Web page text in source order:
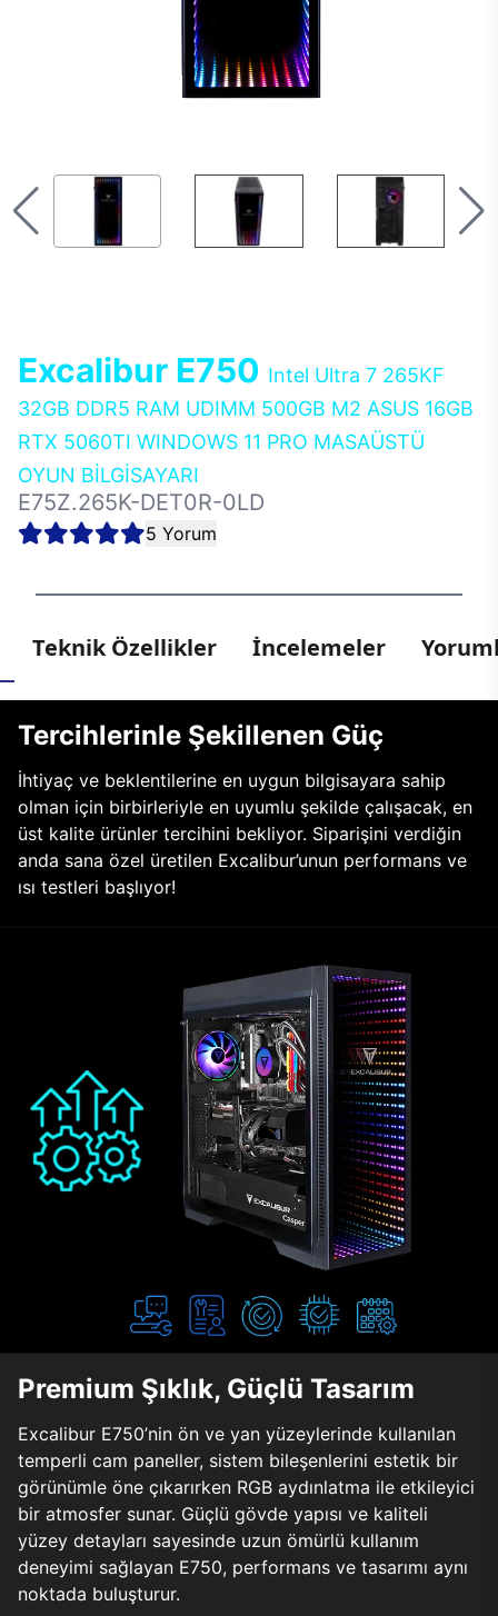
Excalibur E750 Intel Ultra 7 265KF
32GB DDR5 RAM UDIMM 500GB M2 ASUS 16GB
RTX 5060TI WINDOWS 11 PRO MASAÜSTÜ
OYUN BİLGİSAYARI
E75Z.265K-DET0R-0LD
5 Yorum
Teknik Özellikler İncelemeler
Tercihlerinle Şekillenen Güç
İhtiyaç ve beklentilerine en uygun bilgisayara sahip
olman için birbirleriyle en uyumlu şekilde çalışacak, en
üst kalite ürünler tercihini bekliyor. Siparişini verdiğin
anda sana özel üretilen Excalibur’unun performans ve
ısı testleri başlıyor!
Premium Şıklık, Güçlü Tasarım
Excalibur E750’nin ön ve yan yüzeylerinde kullanılan
temperli cam paneller, sistem bileşenlerini estetik bir
görünümle öne çıkarırken RGB aydınlatma ile etkileyici
bir atmosfer sunar. Güçlü gövde yapısı ve kaliteli
yüzey detayları sayesinde uzun ömürlü kullanım
deneyimi sağlayan E750, performans ve tasarımı aynı
noktada buluşturur.